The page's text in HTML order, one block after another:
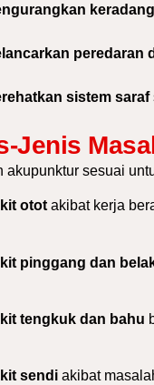
peredaran
sistem saraf
Jenis
akupunktur sesuai
otot akibat kerja
pinggang dan
tengkuk dan bahu
sendi akibat